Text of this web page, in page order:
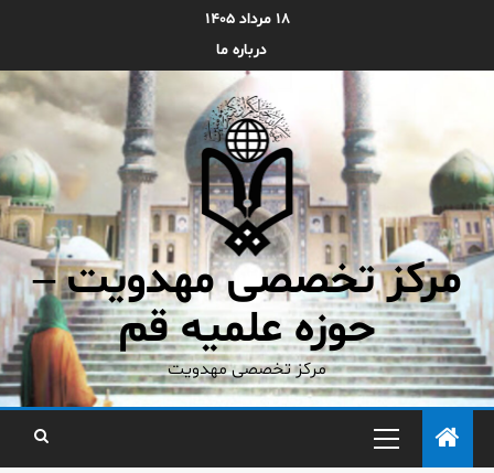
۱۸ مرداد ۱۴۰۵
درباره ما
مرکز تخصصی مهدویت –
حوزه علمیه قم
مرکز تخصصی مهدویت